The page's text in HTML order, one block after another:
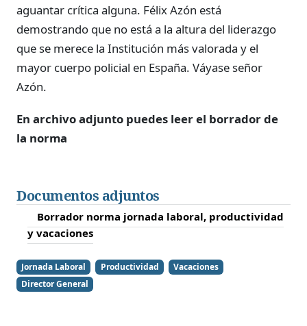
aguantar crítica alguna. Félix Azón está
demostrando que no está a la altura del liderazgo
que se merece la Institución más valorada y el
mayor cuerpo policial en España. Váyase señor
Azón.
En archivo adjunto puedes leer el borrador de
la norma
Documentos adjuntos
Borrador norma jornada laboral, productividad
y vacaciones
Jornada Laboral Productividad
Vacaciones
Director General